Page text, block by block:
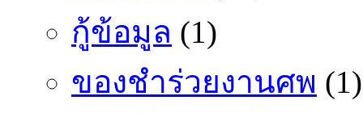
กู้ข้อมูล (1)
ของชำร่วยงานศพ (1)